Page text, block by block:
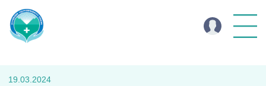
19.03.2024